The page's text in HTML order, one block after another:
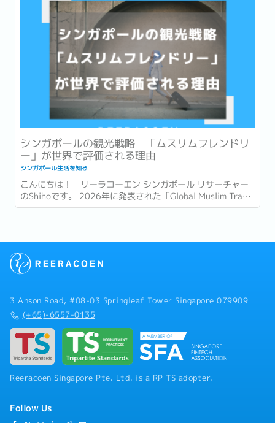
シンガポールの観光戦略 「ムスリムフレンドリ
ー」が世界で評価される理由
シンガポール生活を知る
こんにちは！ リーラコーエン シンガポール リサーチャー
のShihoです。 2026年に発表された「Global Muslim Travel
Index 2026」(GMTI) というムスリム (イスラム教を信仰し
3 Anson Road, #08-03 Springleaf Tower Singapore 079909
(+65)-6557-0135
Reeracoen Singapore Pte. Ltd. is a RP TS adopter.
Follow Us